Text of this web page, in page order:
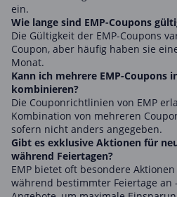
ein.
Wie lange sind EMP-Coupons
Die Gültigkeit der EMP-Coupons
Coupon, aber häufig haben sie
Monat.
Kann ich mehrere EMP-Coupons
kombinieren?
Die Couponrichtlinien von EMP
Kombination von mehreren
sofern nicht anders angegeben.
Gibt es exklusive Aktionen für
während Feiertagen?
EMP bietet oft besondere
während bestimmter Feiertage an